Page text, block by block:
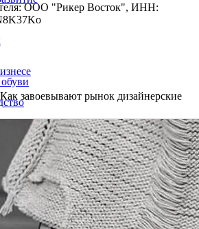
ООО "Рикер Восток", ИНН:
завоевывают рынок дизайнерские